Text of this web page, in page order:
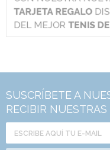
SUSCRÍBETE A
RECIBIR NUESTRAS